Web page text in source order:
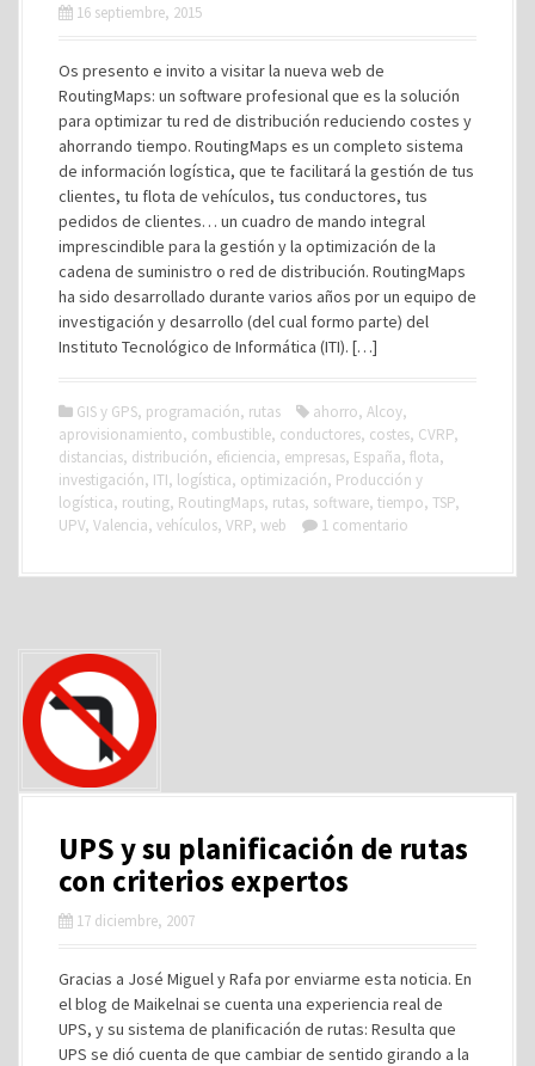
16 septiembre, 2015
Os presento e invito a visitar la nueva web de
RoutingMaps: un software profesional que es la solución
para optimizar tu red de distribución reduciendo costes y
ahorrando tiempo. RoutingMaps es un completo sistema
de información logística, que te facilitará la gestión de tus
clientes, tu flota de vehículos, tus conductores, tus
pedidos de clientes… un cuadro de mando integral
imprescindible para la gestión y la optimización de la
cadena de suministro o red de distribución. RoutingMaps
ha sido desarrollado durante varios años por un equipo de
investigación y desarrollo (del cual formo parte) del
Instituto Tecnológico de Informática (ITI). […]
GIS y GPS, programación, rutas ahorro, Alcoy,
aprovisionamiento, combustible, conductores, costes, CVRP,
distancias, distribución, eficiencia, empresas, España, flota,
investigación, ITI, logística, optimización, Producción y
logística, routing, RoutingMaps, rutas, software, tiempo, TSP,
UPV, Valencia, vehículos, VRP, web 1 comentario
UPS y su planificación de rutas
con criterios expertos
17 diciembre, 2007
Gracias a José Miguel y Rafa por enviarme esta noticia. En
el blog de Maikelnai se cuenta una experiencia real de
UPS, y su sistema de planificación de rutas: Resulta que
UPS se dió cuenta de que cambiar de sentido girando a la